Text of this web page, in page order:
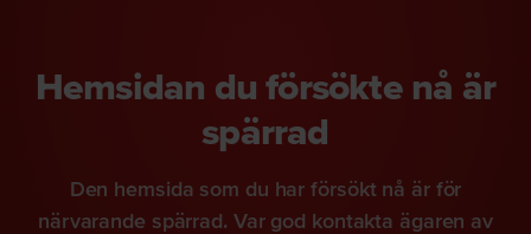
Hemsidan du försökte nå är
spärrad
Den hemsida som du har försökt nå är för
närvarande spärrad. Var god kontakta ägaren av